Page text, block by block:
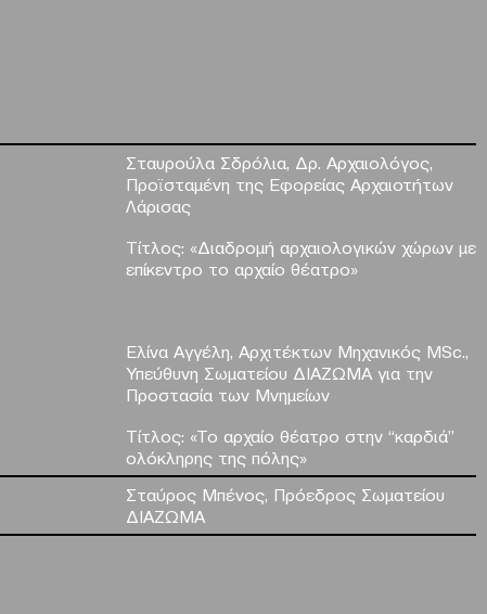
Σταυρούλα Σδρόλια , Δρ. Αρχαιολόγος,
Προϊσταμένη της Εφορείας Αρχαιοτήτων
Λάρισας
Τίτλος: «Διαδρομή αρχαιολογικών χώρων με
επίκεντρο το αρχαίο θέατρο»
Ελίνα Αγγέλη , Αρχιτέκτων Μηχανικός MSc.,
Υπεύθυνη Σωματείου ΔΙΑΖΩΜΑ για την
Προστασία των Μνημείων
Τίτλος: «Το αρχαίο θέατρο στην “καρδιά”
ολόκληρης της πόλης»
Σταύρος Μπένος, Πρόεδρος Σωματείου
ΔΙΑΖΩΜΑ